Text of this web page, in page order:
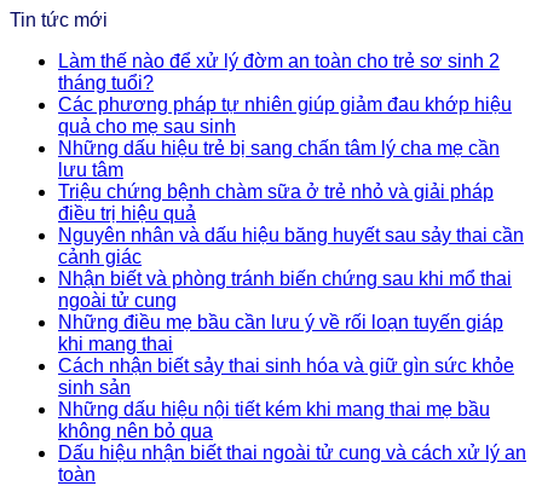
Tin tức mới
Làm thế nào để xử lý đờm an toàn cho trẻ sơ sinh 2
tháng tuổi?
Các phương pháp tự nhiên giúp giảm đau khớp hiệu
quả cho mẹ sau sinh
Những dấu hiệu trẻ bị sang chấn tâm lý cha mẹ cần
lưu tâm
Triệu chứng bệnh chàm sữa ở trẻ nhỏ và giải pháp
điều trị hiệu quả
Nguyên nhân và dấu hiệu băng huyết sau sảy thai cần
cảnh giác
Nhận biết và phòng tránh biến chứng sau khi mổ thai
ngoài tử cung
Những điều mẹ bầu cần lưu ý về rối loạn tuyến giáp
khi mang thai
Cách nhận biết sảy thai sinh hóa và giữ gìn sức khỏe
sinh sản
Những dấu hiệu nội tiết kém khi mang thai mẹ bầu
không nên bỏ qua
Dấu hiệu nhận biết thai ngoài tử cung và cách xử lý an
toàn